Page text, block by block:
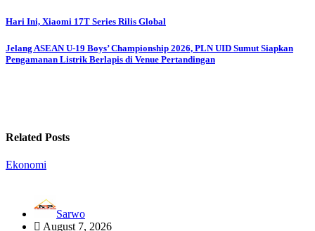
Post
navigation
Hari Ini, Xiaomi 17T Series Rilis Global
Jelang ASEAN U-19 Boys’ Championship 2026, PLN UID Sumut Siapkan
Pengamanan Listrik Berlapis di Venue Pertandingan
Related Posts
Ekonomi
Sarwo
August 7, 2026